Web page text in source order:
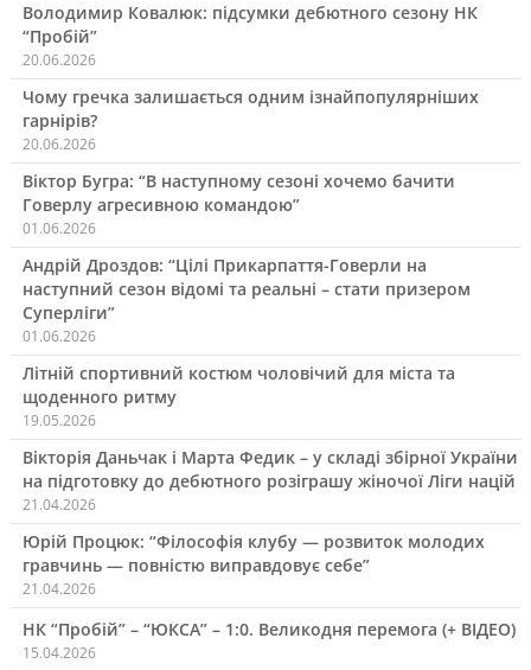
Володимир Ковалюк: підсумки дебютного сезону НК
“Пробій”
20.06.2026
Чому гречка залишається одним ізнайпопулярніших
гарнірів?
20.06.2026
Віктор Бугра: “В наступному сезоні хочемо бачити
Говерлу агресивною командою”
01.06.2026
Андрій Дроздов: “Цілі Прикарпаття-Говерли на
наступний сезон відомі та реальні – стати призером
Суперліги”
01.06.2026
Літній спортивний костюм чоловічий для міста та
щоденного ритму
19.05.2026
Вікторія Даньчак і Марта Федик – у складі збірної України
на підготовку до дебютного розіграшу жіночої Ліги націй
21.04.2026
Юрій Процюк: “Філософія клубу — розвиток молодих
гравчинь — повністю виправдовує себе”
21.04.2026
НК “Пробій” – “ЮКСА” – 1:0. Великодня перемога (+ ВІДЕО)
15.04.2026